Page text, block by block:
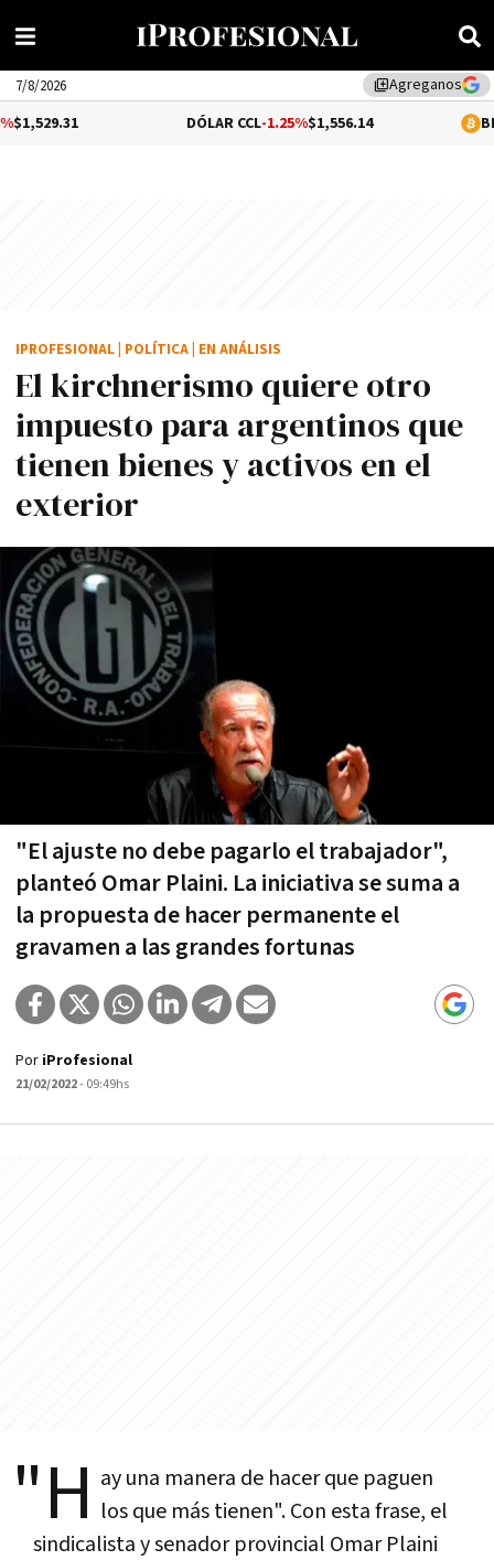
library_addAgreganos
7/8/2026
-1.25%$1,556.14 1.16%
El kirchnerismo quiere otro
impuesto para argentinos que
tienen bienes y activos en el
exterior
"El ajuste no debe pagarlo el trabajador",
planteó Omar Plaini. La iniciativa se suma a
la propuesta de hacer permanente el
gravamen a las grandes fortunas
IPROFESIONAL POLÍTICA EN ANÁLISIS
Por iProfesional
21/02/2022- 09:49hs
"H ay una manera de hacer que paguen
los que más tienen". Con esta frase, el
sindicalista y senador provincial Omar Plaini